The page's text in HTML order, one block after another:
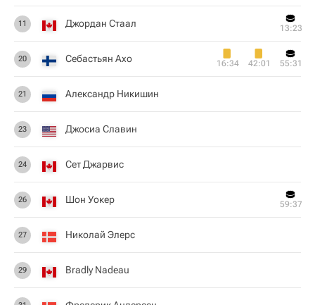
11 Джордан Стаал 13:23
20 Себастьян Ахо 16:34 42:01 55:31
21 Александр Никишин
23 Джосиа Славин
24 Сет Джарвис
26 Шон Уокер 59:37
27 Николай Элерс
29 Bradly Nadeau